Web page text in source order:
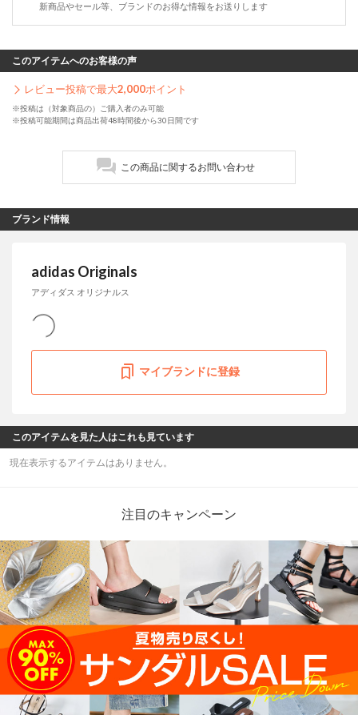
新商品やセール等、ブランドのお得な情報をお送りします
このアイテムへのお客様の声
レビュー投稿で最大2,000ポイント
※投稿は（対象商品の）ご購入者のみ可能
※投稿可能期間は商品出荷48時間後から30日間です
この商品に関するお問い合わせ
ブランド情報
adidas Originals
アディダス オリジナルス
マイブランドに登録
このアイテムを見た人はこれも見ています
現在表示するアイテムはありません。
注目のキャンペーン